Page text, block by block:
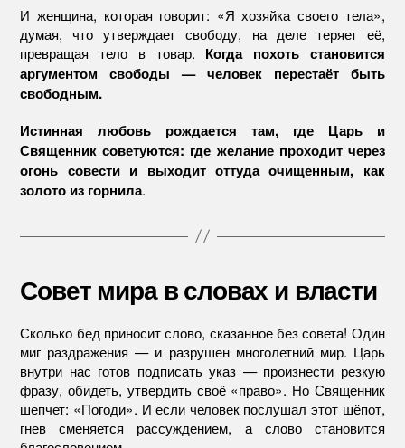
И женщина, которая говорит: «Я хозяйка своего тела»,
думая, что утверждает свободу, на деле теряет её,
превращая тело в товар. Когда похоть становится
аргументом свободы — человек перестаёт быть
свободным.
Истинная любовь рождается там, где Царь и
Священник советуются: где желание проходит через
огонь совести и выходит оттуда очищенным, как
золото из горнила.
Совет мира в словах и власти
Сколько бед приносит слово, сказанное без совета! Один
миг раздражения — и разрушен многолетний мир. Царь
внутри нас готов подписать указ — произнести резкую
фразу, обидеть, утвердить своё «право». Но Священник
шепчет: «Погоди». И если человек послушал этот шёпот,
гнев сменяется рассуждением, а слово становится